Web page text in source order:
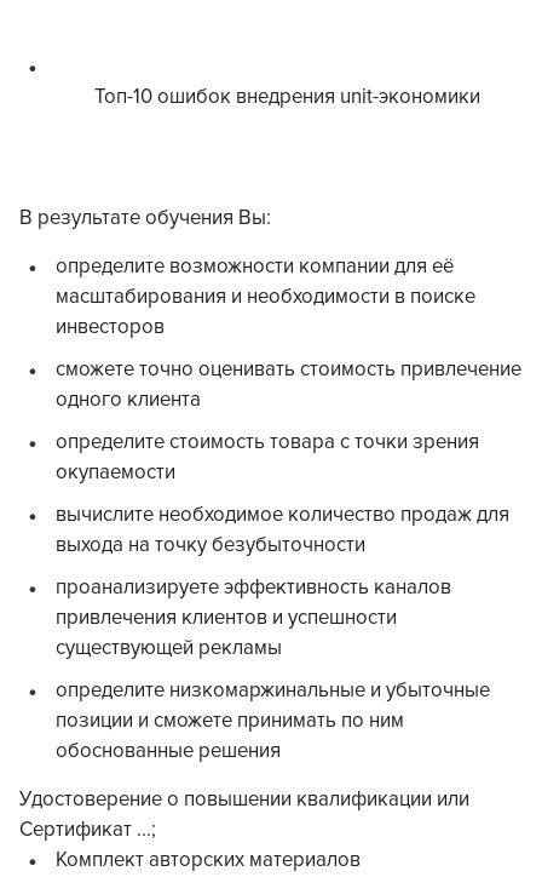
Топ-10 ошибок внедрения unit-экономики
В результате обучения Вы:
определите возможности компании для её
масштабирования и необходимости в поиске
инвесторов
сможете точно оценивать стоимость привлечение
одного клиента
определите стоимость товара с точки зрения
окупаемости
вычислите необходимое количество продаж для
выхода на точку безубыточности
проанализируете эффективность каналов
привлечения клиентов и успешности
существующей рекламы
определите низкомаржинальные и убыточные
позиции и сможете принимать по ним
обоснованные решения
Удостоверение о повышении квалификации или
Сертификат ...;
Комплект авторских материалов